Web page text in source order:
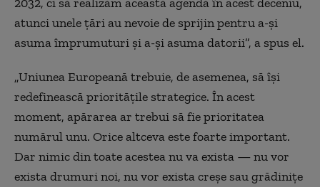
atunci unele țări au nevoie de sprijin pentru a-și
asuma împrumuturi și a-și asuma datorii”, a spus el.
„Uniunea Europeană trebuie, de asemenea, să își
redefinească prioritățile strategice. În acest
moment, apărarea ar trebui să fie prioritatea
numărul unu. Orice altceva este foarte important.
Dar nimic din toate acestea nu va exista — nu vor
exista drumuri noi, nu vor exista creșe sau grădinițe